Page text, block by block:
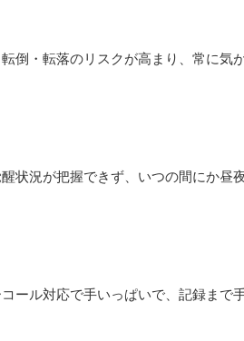
倒・転落のリスクが高まり、常に気
状況が把握できず、いつの間にか昼
ール対応で手いっぱいで、記録まで